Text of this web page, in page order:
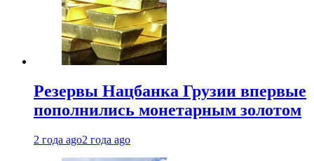
Резервы Нацбанка Грузии впервые
пополнились монетарным золотом
2 года ago2 года ago